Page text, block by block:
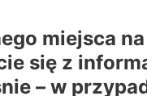
miejsca
się z
– w